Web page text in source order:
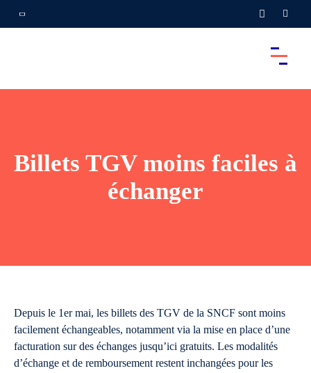
Billets TGV moins faciles à
échanger
Depuis le 1er mai, les billets des TGV de la SNCF sont moins
facilement échangeables, notamment via la mise en place d’une
facturation sur des échanges jusqu’ici gratuits. Les modalités
d’échange et de remboursement restent inchangées pour les